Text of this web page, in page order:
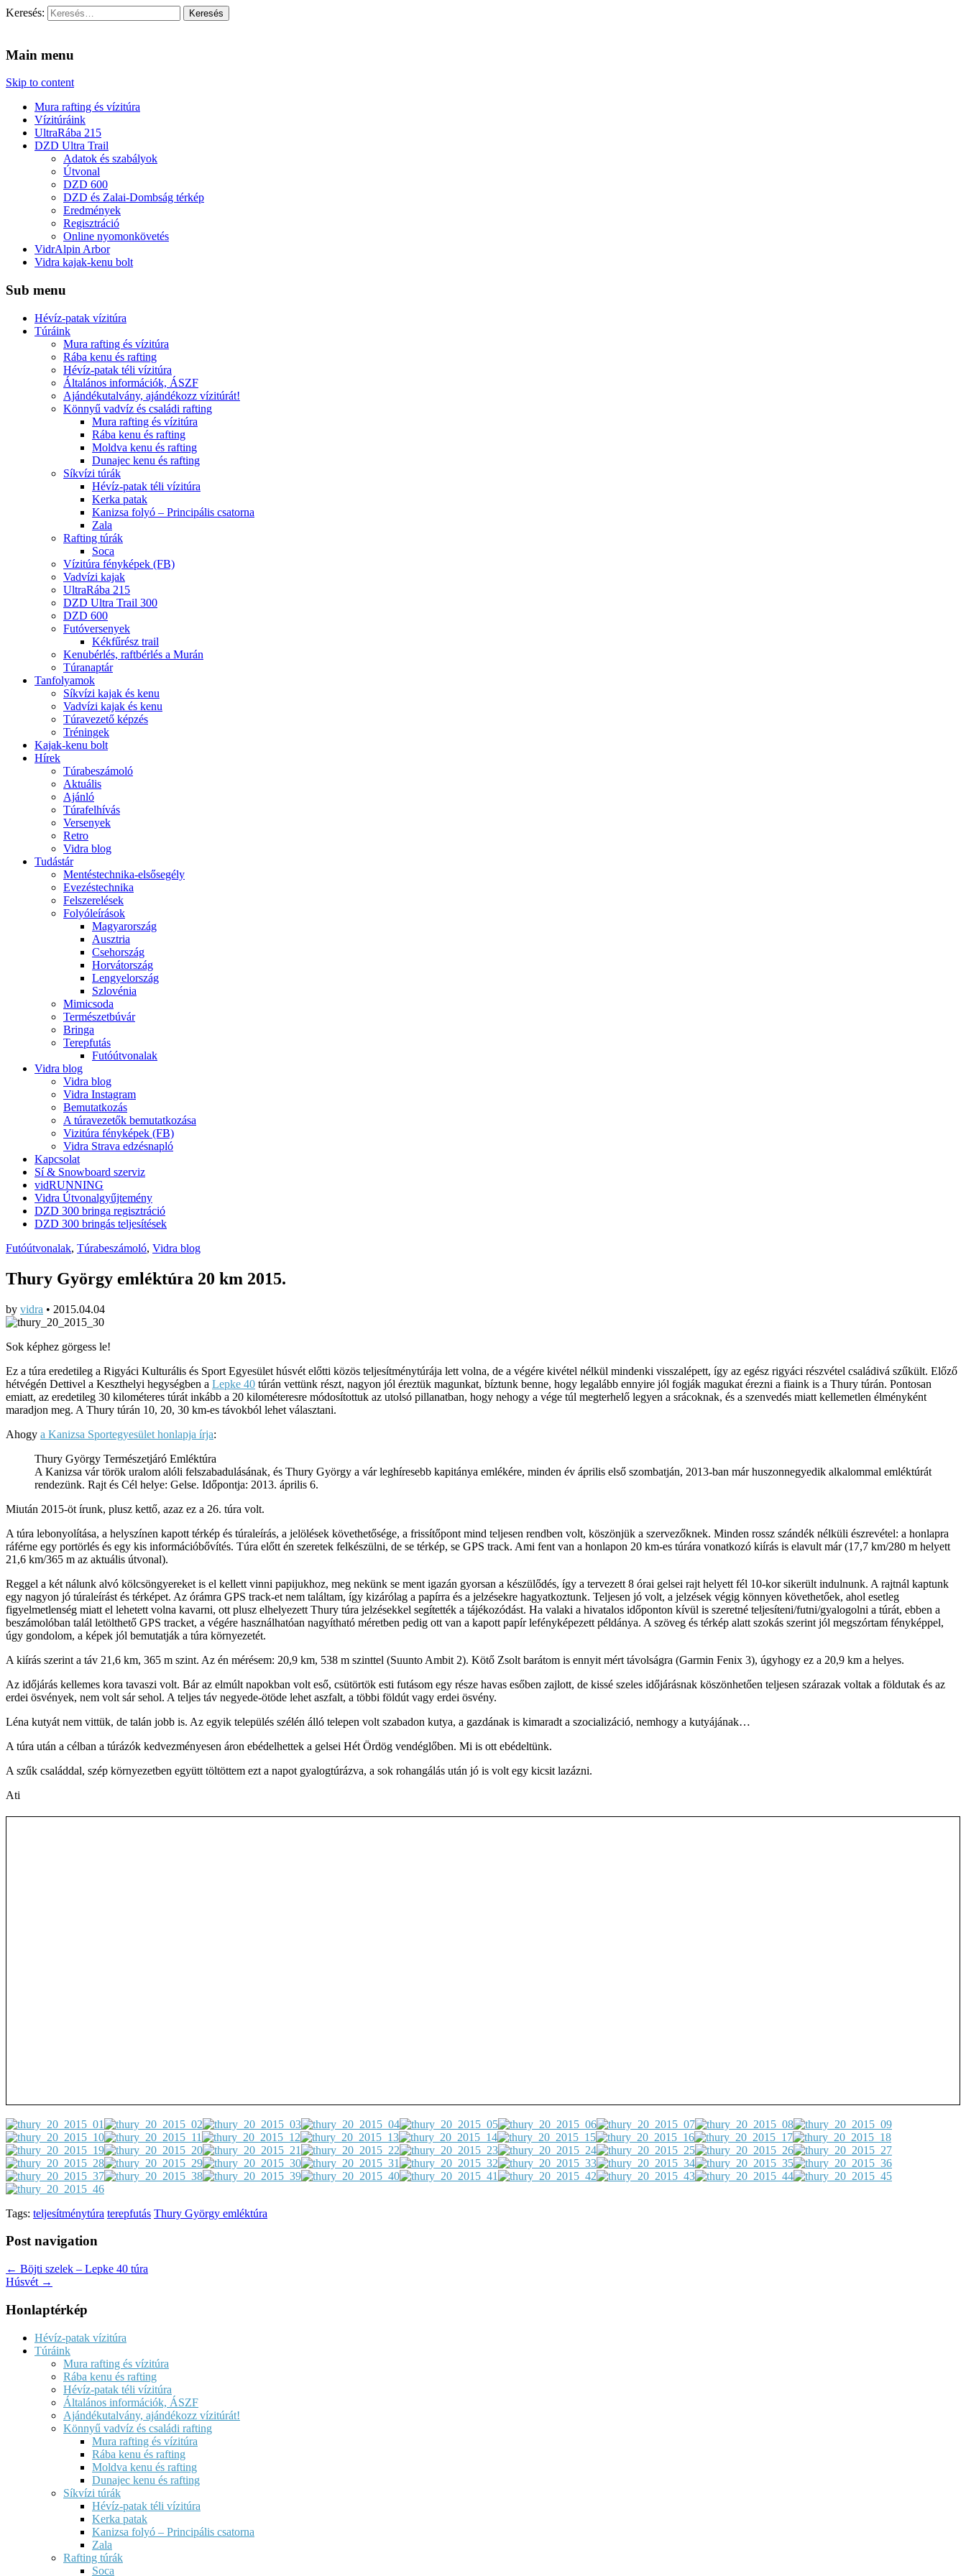
Keresés:
Main menu
Skip to content
Mura rafting és vízitúra
Vízitúráink
UltraRába 215
DZD Ultra Trail
Adatok és szabályok
Útvonal
DZD 600
DZD és Zalai-Dombság térkép
Eredmények
Regisztráció
Online nyomonkövetés
VidrAlpin Arbor
Vidra kajak-kenu bolt
Sub menu
Hévíz-patak vízitúra
Túráink
Mura rafting és vízitúra
Rába kenu és rafting
Hévíz-patak téli vízitúra
Általános információk, ÁSZF
Ajándékutalvány, ajándékozz vízitúrát!
Könnyű vadvíz és családi rafting
Mura rafting és vízitúra
Rába kenu és rafting
Moldva kenu és rafting
Dunajec kenu és rafting
Síkvízi túrák
Hévíz-patak téli vízitúra
Kerka patak
Kanizsa folyó – Principális csatorna
Zala
Rafting túrák
Soca
Vízitúra fényképek (FB)
Vadvízi kajak
UltraRába 215
DZD Ultra Trail 300
DZD 600
Futóversenyek
Kékfűrész trail
Kenubérlés, raftbérlés a Murán
Túranaptár
Tanfolyamok
Síkvízi kajak és kenu
Vadvízi kajak és kenu
Túravezető képzés
Tréningek
Kajak-kenu bolt
Hírek
Túrabeszámoló
Aktuális
Ajánló
Túrafelhívás
Versenyek
Retro
Vidra blog
Tudástár
Mentéstechnika-elsősegély
Evezéstechnika
Felszerelések
Folyóleírások
Magyarország
Ausztria
Csehország
Horvátország
Lengyelország
Szlovénia
Mimicsoda
Természetbúvár
Bringa
Terepfutás
Futóútvonalak
Vidra blog
Vidra blog
Vidra Instagram
Bemutatkozás
A túravezetők bemutatkozása
Vizitúra fényképek (FB)
Vidra Strava edzésnapló
Kapcsolat
Sí & Snowboard szerviz
vidRUNNING
Vidra Útvonalgyűjtemény
DZD 300 bringa regisztráció
DZD 300 bringás teljesítések
Futóútvonalak, Túrabeszámoló, Vidra blog
Thury György emléktúra 20 km 2015.
by vidra • 2015.04.04
Sok képhez görgess le!
Ez a túra eredetileg a Rigyáci Kulturális és Sport Egyesület húsvét előtti közös teljesítménytúrája lett volna, de a végére kivétel nélkül mindenki visszalépett, így az egész rigyáci részvétel családivá szűkült. Előző
hétvégén Dettivel a Keszthelyi hegységben a Lepke 40 túrán vettünk részt, nagyon jól éreztük magunkat, bíztunk benne, hogy legalább ennyire jól fogják magukat érezni a fiaink is a Thury túrán. Pontosan
emiatt, az eredetileg 30 kilométeres túrát inkább a 20 kilométeresre módosítottuk az utolsó pillanatban, hogy nehogy a vége túl megterhelő legyen a srácoknak, és a szenvedés miatt kellemetlen élményként
maradjon meg. A Thury túrán 10, 20, 30 km-es távokból lehet választani.
Ahogy a Kanizsa Sportegyesület honlapja írja:
Thury György Természetjáró Emléktúra
A Kanizsa vár török uralom alóli felszabadulásának, és Thury György a vár leghíresebb kapitánya emlékére, minden év április első szombatján, 2013-ban már huszonnegyedik alkalommal emléktúrát
rendezünk. Rajt és Cél helye: Gelse. Időpontja: 2013. április 6.
Miután 2015-öt írunk, plusz kettő, azaz ez a 26. túra volt.
A túra lebonyolítása, a helyszínen kapott térkép és túraleírás, a jelölések követhetősége, a frissítőpont mind teljesen rendben volt, köszönjük a szervezőknek. Minden rossz szándék nélküli észrevétel: a honlapra
ráférne egy portörlés és egy kis információbővítés. Túra előtt én szeretek felkészülni, de se térkép, se GPS track. Ami fent van a honlapon 20 km-es túrára vonatkozó kiírás is elavult már (17,7 km/280 m helyett
21,6 km/365 m az aktuális útvonal).
Reggel a két nálunk alvó kölcsöngyereket is el kellett vinni papijukhoz, meg nekünk se ment igazán gyorsan a készülődés, így a tervezett 8 órai gelsei rajt helyett fél 10-kor sikerült indulnunk. A rajtnál kaptunk
egy nagyon jó túraleírást és térképet. Az órámra GPS track-et nem találtam, így kizárólag a papírra és a jelzésekre hagyatkoztunk. Teljesen jó volt, a jelzések végig könnyen követhetőek, ahol esetleg
figyelmetlenség miatt el lehetett volna kavarni, ott plusz elhelyezett Thury túra jelzésekkel segítették a tájékozódást. Ha valaki a hivatalos időponton kívül is szeretné teljesíteni/futni/gyalogolni a túrát, ebben a
beszámolóban talál letölthető GPS tracket, a végére használhatóan nagyítható méretben pedig ott van a kapott papír lefényképezett példánya. A szöveg és térkép alatt szokás szerint jól megszórtam fényképpel,
úgy gondolom, a képek jól bemutatják a túra környezetét.
A kiírás szerint a táv 21,6 km, 365 m szint. Az én mérésem: 20,9 km, 538 m szinttel (Suunto Ambit 2). Kötő Zsolt barátom is ennyit mért távolságra (Garmin Fenix 3), úgyhogy ez a 20,9 km a helyes.
Az időjárás kellemes kora tavaszi volt. Bár az elmúlt napokban volt eső, csütörtök esti futásom egy része havas esőben zajlott, de kissé szeles időjárásnak köszönhetően teljesen szárazak voltak a földutak és az
erdei ösvények, nem volt sár sehol. A teljes táv negyede-ötöde lehet aszfalt, a többi földút vagy erdei ösvény.
Léna kutyát nem vittük, de talán jobb is. Az egyik település szélén álló telepen volt szabadon kutya, a gazdának is kimaradt a szocializáció, nemhogy a kutyájának…
A túra után a célban a túrázók kedvezményesen áron ebédelhettek a gelsei Hét Ördög vendéglőben. Mi is ott ebédeltünk.
A szűk családdal, szép környezetben együtt töltöttem ezt a napot gyalogtúrázva, a sok rohangálás után jó is volt egy kicsit lazázni.
Ati
Tags: teljesítménytúra terepfutás Thury György emléktúra
Post navigation
← Böjti szelek – Lepke 40 túra
Húsvét →
Honlaptérkép
Hévíz-patak vízitúra
Túráink
Mura rafting és vízitúra
Rába kenu és rafting
Hévíz-patak téli vízitúra
Általános információk, ÁSZF
Ajándékutalvány, ajándékozz vízitúrát!
Könnyű vadvíz és családi rafting
Mura rafting és vízitúra
Rába kenu és rafting
Moldva kenu és rafting
Dunajec kenu és rafting
Síkvízi túrák
Hévíz-patak téli vízitúra
Kerka patak
Kanizsa folyó – Principális csatorna
Zala
Rafting túrák
Soca